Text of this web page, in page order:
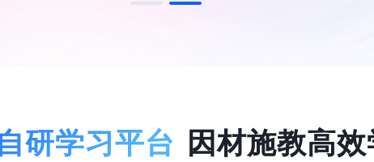
研学习平台 因材施教高效